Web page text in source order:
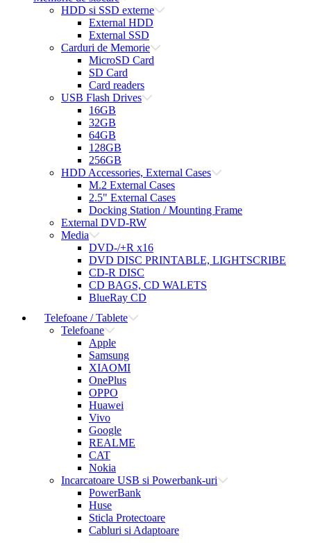
HDD si SSD externe
External HDD
External SSD
Carduri de Memorie
MicroSD Card
SD Card
Card readers
USB Flash Drives
16GB
32GB
64GB
128GB
256GB
HDD Accessories, External Cases
M.2 External Cases
2.5" External Cases
Docking Station / Mounting Frame
External DVD-RW
Media
DVD-/+R x16
DVD DISC PRINTABLE, LIGHTSCRIBE
CD-R DISC
CD BAGS, CD WALETS
BlueRay CD
Telefoane / Tablete
Telefoane
Apple
Samsung
XIAOMI
OnePlus
OPPO
Huawei
Vivo
Google
REALME
CAT
Nokia
Incarcatoare USB si Powerbank-uri
PowerBank
Huse
Sticla Protectoare
Cabluri si Adaptoare